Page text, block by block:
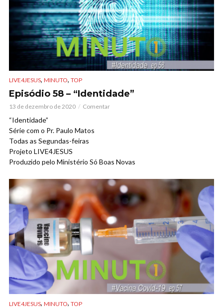
LIVE4JESUS, MINUTO, TOP
Episódio 58 – “Identidade”
13 de dezembro de 2020 Comentar
“Identidade”
Série com o Pr. Paulo Matos
Todas as Segundas-feiras
Projeto LIVE4JESUS
Produzido pelo Ministério Só Boas Novas
LIVE4JESUS, MINUTO, TOP